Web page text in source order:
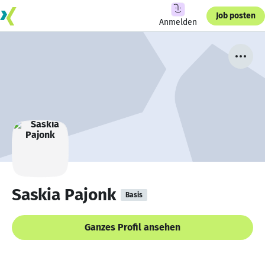
Anmelden
Job posten
Saskia Pajonk Basis
Ganzes Profil ansehen